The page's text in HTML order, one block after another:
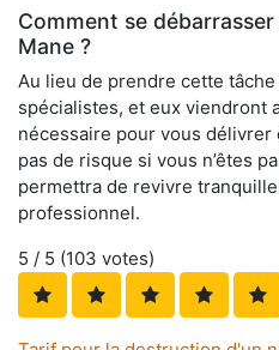
Comment se
Mane ?
Au lieu de prendre cette
spécialistes, et eux viendront
nécessaire pour vous
pas de risque si vous n’êtes
permettra de revivre
professionnel.
5 / 5 (103 votes)